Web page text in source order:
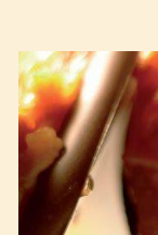
黑
巧
克
力
佛
罗